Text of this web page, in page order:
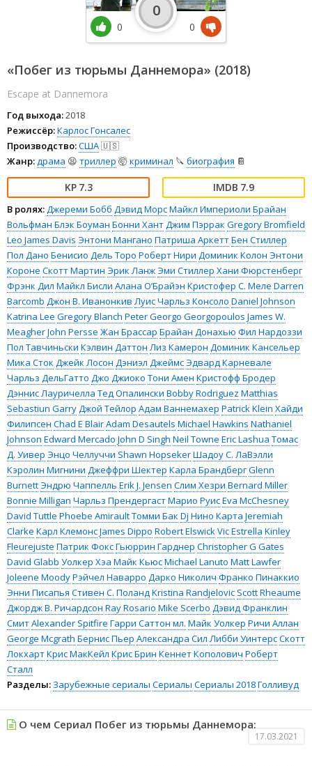
«Побег из тюрьмы Даннемора» (2018)
Escape at Dannemora
Год выхода:2018
Режиссёр:Карлос Гонсалес
Производство:США🇺🇸
Жанр:драма 😫 триллер 🤯криминал 🔪 биография 📔
7.3 7.9
В ролях:Джереми Бобб Дэвид МорсМайкл Империоли Брайан
Вольфман Блэк Боуман Бонни ХантДжим Пэррак Gregory Bromfield
Leo James Davis Энтони Мангано Патриша АркеттБен Стиллер
Пол Дано Бенисио Дель Торо Роберт Нири Доминик Колон Энтони
Короне Скотт Мартин Эрик ЛанжЭми Стиллер Хани Фюрстенберг
Фрэнк Дил Майкл Бисли Алана О’Брайэн Кристофер С. Меле Darren
Barcomb Джон В. Иванонкив Луис Чарльз Консоло Daniel Johnson
Katrina Lee Gregory Blanch Peter Georgo Georgopoulos James W.
MeagherJohn Persse Жан Брассар Брайан Донахью Фил Нардоззи
Пол Тавчиньски Кэлвин Даттон Лиз Камерон Доминик Кансельер
Мика Сток Джейк Лосон Дэниэл ДжеймсЭдвард Карневале
Чарльз ДельГатто Джо Джиоко Тони Амен Кристофф Бродер
Дэннис Лауричелла Тед Опалински Bobby Rodriguez Matthias
Sebastiun GarryДжой Тейлор Адам Ваннемахер Patrick Klein Хайди
Филипсен Chad E BlairAdam Desautels Michael Hawkins Nathaniel
Johnson Edward Mercado John D Singh Neil Towne Eric Lashua Томас
Д. Уивер Энцо Челлуччи Shawn HopsekerШадоу С. ЛаВэлли
Кэролин Мигнини Джеффри Шектер Карла БрандбергGlenn
BurnettЭндрю Чаппелль Erik J. Jensen Слим Хезри Bernard Miller
Bonnie Milligan Чарльз ПрендергастМарио РуисEva McChesney
David Tuttle Phoebe AmiraultТомми Бак Dj Нино Карта Jeremiah
Clarke Карл КлемонсJames Dippo Robert ElswickVic Estrella Kinley
Fleurejuste Патрик ФоксГьюррин Гарднер Christopher G Gates
David Glabb Уолкер Хэа Майк КьюсMichael Lanuto Matt Lawfer
Joleene MoodyРэйчел Наварро Дарко Николич Франко Пинаккио
Энни Писапья Стивен С. ПоландKristina Randjelovic Scott Rheaume
Джордж В. Ричардсон Ray Rosario Mike Scerbo Дэвид Франклин
СмитAlexander Spitfire Гарри Саттон мл. Майк Уолкер Ричи Аллан
George Mcgrath Бернис Пьер Александра Сил Либби УинтерсСкотт
ЛокхартКрис МакКейл Крис Брин Кеннет Кополович Роберт
Сталл
Разделы: Зарубежные сериалы Сериалы Сериалы 2018Голливуд
0
0
0
О чем Сериал Побег из тюрьмы Даннемора:
17.03.2021